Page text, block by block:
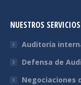
NUESTROS SERVICIOS
Auditoría
Defensa de
Negociaciones